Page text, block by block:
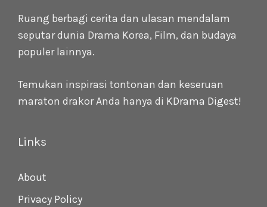
Ruang berbagi cerita dan ulasan mendalam
seputar dunia Drama Korea, Film, dan budaya
populer lainnya.
Temukan inspirasi tontonan dan keseruan
maraton drakor Anda hanya di KDrama Digest!
Links
About
Privacy Policy